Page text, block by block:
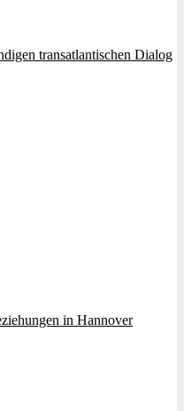
transatlantischen Dialog
in Hannover